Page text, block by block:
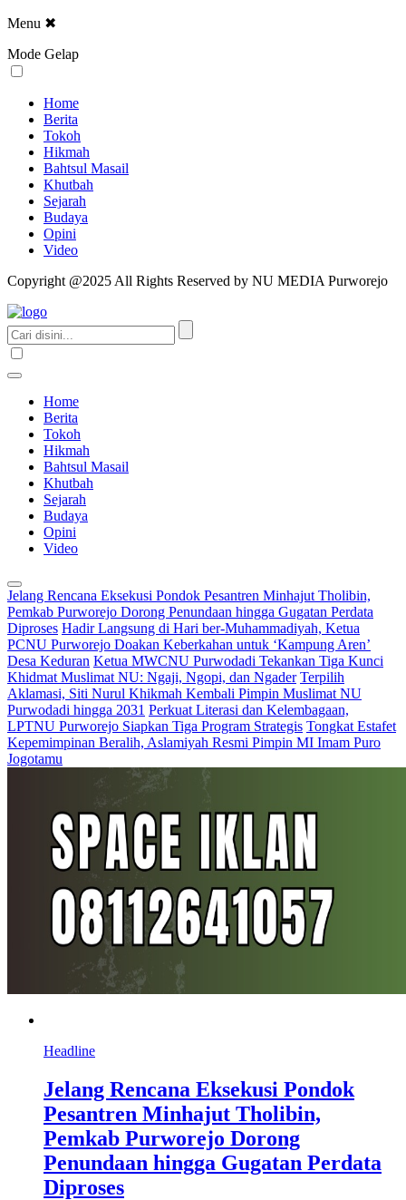
Menu ✖
Mode Gelap
Home
Berita
Tokoh
Hikmah
Bahtsul Masail
Khutbah
Sejarah
Budaya
Opini
Video
Copyright @2025 All Rights Reserved by NU MEDIA Purworejo
Home
Berita
Tokoh
Hikmah
Bahtsul Masail
Khutbah
Sejarah
Budaya
Opini
Video
Jelang Rencana Eksekusi Pondok Pesantren Minhajut Tholibin,
Pemkab Purworejo Dorong Penundaan hingga Gugatan Perdata
Diproses Hadir Langsung di Hari ber-Muhammadiyah, Ketua
PCNU Purworejo Doakan Keberkahan untuk ‘Kampung Aren’
Desa Keduran Ketua MWCNU Purwodadi Tekankan Tiga Kunci
Khidmat Muslimat NU: Ngaji, Ngopi, dan Ngader Terpilih
Aklamasi, Siti Nurul Khikmah Kembali Pimpin Muslimat NU
Purwodadi hingga 2031 Perkuat Literasi dan Kelembagaan,
LPTNU Purworejo Siapkan Tiga Program Strategis Tongkat Estafet
Kepemimpinan Beralih, Aslamiyah Resmi Pimpin MI Imam Puro
Jogotamu
Headline
Jelang Rencana Eksekusi Pondok
Pesantren Minhajut Tholibin,
Pemkab Purworejo Dorong
Penundaan hingga Gugatan Perdata
Diproses